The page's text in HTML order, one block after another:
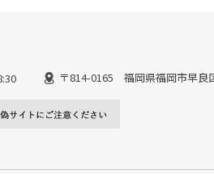
〒814-0165 福岡県福岡市早良